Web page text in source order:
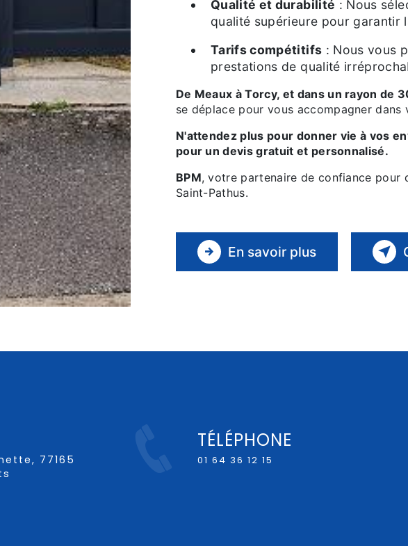
Qualité et durabilité : Nous
qualité supérieure pour garantir
Tarifs compétitifs : Nous vous
prestations de qualité
De Meaux à Torcy, et dans un rayon de
se déplace pour vous accompagner
N'attendez plus pour donner vie à vos envies ! Contactez-nous dès aujourd'hui
pour un devis gratuit et personnalisé.
BPM, votre partenaire de confiance pour
Saint-Pathus.
En savoir plus
TÉLÉPHONE
01 64 36 12 15